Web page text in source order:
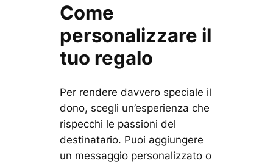
Come
personalizzare il
tuo regalo
Per rendere davvero speciale il
dono, scegli un’esperienza che
rispecchi le passioni del
destinatario. Puoi aggiungere
un messaggio personalizzato o